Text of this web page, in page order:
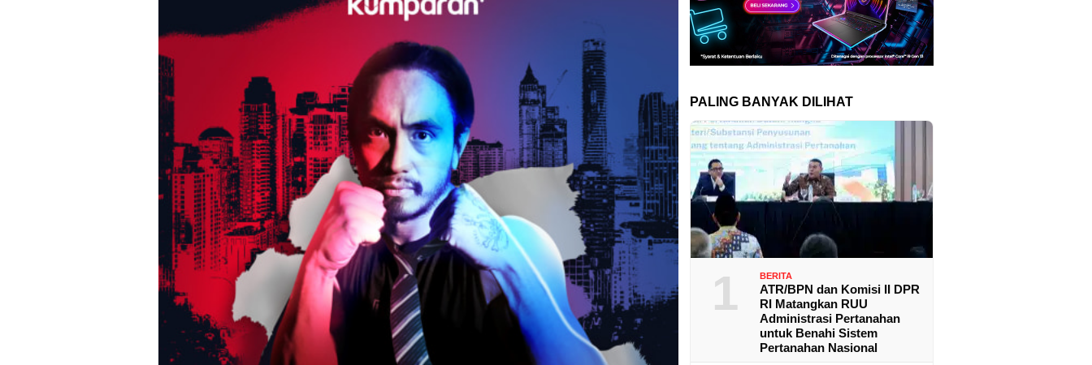
PALING BANYAK DILIHAT
1 BERITA
ATR/BPN dan Komisi II DPR
RI Matangkan RUU
Administrasi Pertanahan
untuk Benahi Sistem
Pertanahan Nasional